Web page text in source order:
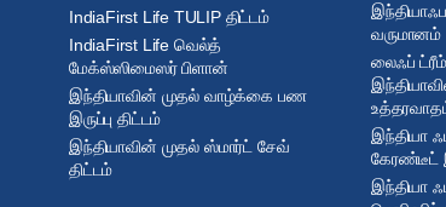
IndiaFirst Life TULIP திட்டம்
IndiaFirst Life வெல்த்
மேக்ஸ்ஸிமைஸர் பிளான்
இந்தியாவின் முதல் வாழ்க்கை பண
இருப்பு திட்டம்
இந்தியாவின் முதல் ஸ்மார்ட் சேவ்
திட்டம்
வருமானம்
லைஃப்
இந்தியா
கேரண்டீட்
இந்தியா